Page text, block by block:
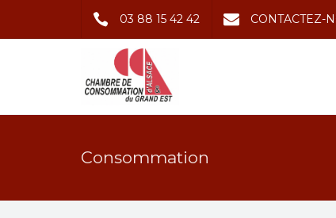
03 88 15 42 42 CONTACTEZ-
Consommation